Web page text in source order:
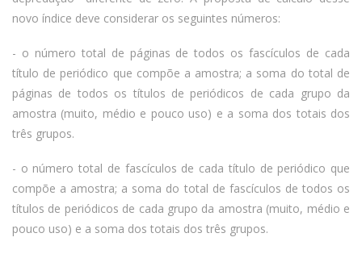
novo índice deve considerar os seguintes números:
- o número total de páginas de todos os fascículos de cada
título de periódico que compõe a amostra; a soma do total de
páginas de todos os títulos de periódicos de cada grupo da
amostra (muito, médio e pouco uso) e a soma dos totais dos
três grupos.
- o número total de fascículos de cada título de periódico que
compõe a amostra; a soma do total de fascículos de todos os
títulos de periódicos de cada grupo da amostra (muito, médio e
pouco uso) e a soma dos totais dos três grupos.